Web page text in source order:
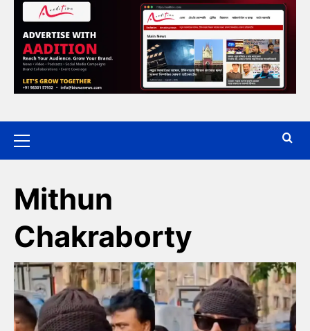
Mithun
Chakraborty